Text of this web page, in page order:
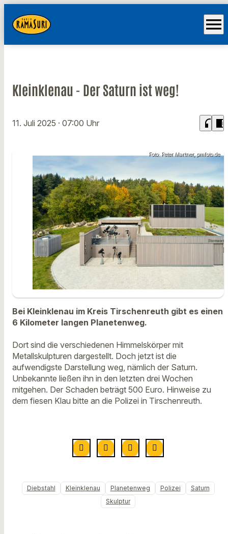
menu
Kleinklenau - Der Saturn ist weg!
11. Juli 2025 · 07:00 Uhr headphones chrome_reader_mode
Foto: Peter Martner, pmfoto.de
Bei Kleinklenau im Kreis Tirschenreuth gibt es einen
6 Kilometer langen Planetenweg.
Dort sind die verschiedenen Himmelskörper mit
Metallskulpturen dargestellt. Doch jetzt ist die
aufwendigste Darstellung weg, nämlich der Saturn.
Unbekannte ließen ihn in den letzten drei Wochen
mitgehen. Der Schaden beträgt 500 Euro. Hinweise zu
dem fiesen Klau bitte an die Polizei in Tirschenreuth.
Diebstahl Kleinklenau Planetenweg Polizei
Saturn
Skulptur